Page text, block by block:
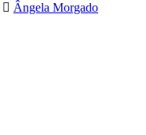
Ângela Morgado